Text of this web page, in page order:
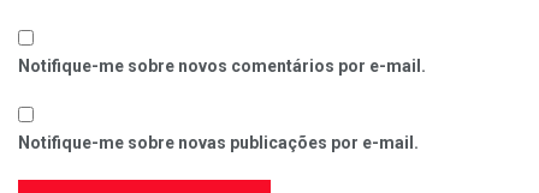
Notifique-me sobre novos comentários por e-mail.
Notifique-me sobre novas publicações por e-mail.